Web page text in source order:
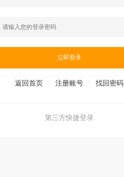
立即登录
返回首页 注册账号 找回密码
第三方快捷登录